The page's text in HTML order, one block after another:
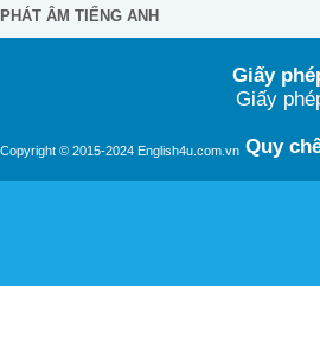
PHÁT ÂM TIẾNG ANH
Copyright © 2015-2024 English4u.com.vn
Giấy
Giấy
Quy